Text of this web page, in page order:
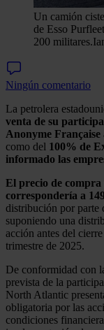
Un camión
de Esso
200 militares.
Ningún comentario
La petrolera
venta de su
Anonyme
como del 100% de
informado las
El precio de
correspondería a
distribución por parte
suponiendo una
acción antes del
trimestre de 2025.
De conformidad con
prevista de la
North Atlantic
obligatoria por las
condiciones